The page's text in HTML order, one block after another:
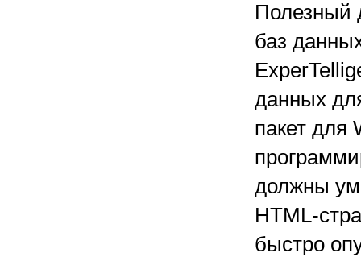
Полезный
баз
данных
пакет для
должны
HTML-
быстро